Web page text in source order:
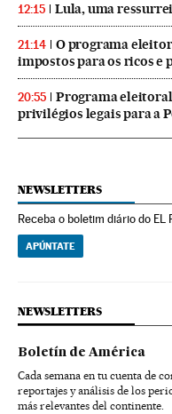
12:15 Lula, uma
21:14
O programa
impostos para os ricos e
20:55
Programa
privilégios legais para a
NEWSLETTERS
Receba o boletim diário do EL
APÚNTATE
NEWSLETTERS
Boletín de América
Cada semana en tu cuenta de
reportajes y análisis de los
más relevantes del continente.